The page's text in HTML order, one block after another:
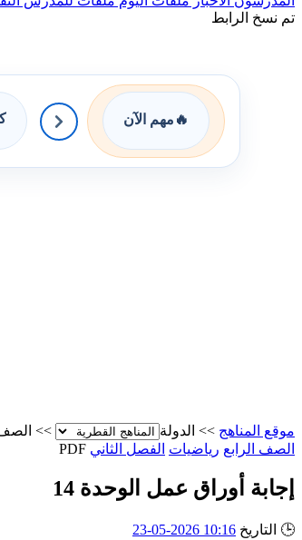
تم نسخ الرابط
🔥 مهم الآن
موقع المناهج >> الدولة >>
الصف الرابع رياضيات الفصل الثاني PDF
إجابة أوراق عمل الوحدة 14
🕒 التاريخ 10:16 2026-05-23